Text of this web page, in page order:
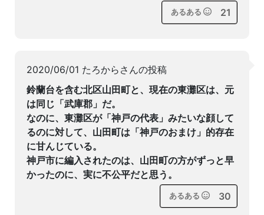
あるある 21
2020/06/01 たろからさんの投稿
鈴蘭台を含む北区山田町と、現在の東灘区は、元
は同じ「武庫郡」だ。
なのに、東灘区が「神戸の代表」みたいな顔して
るのに対して、山田町は「神戸のおまけ」的存在
に甘んじている。
神戸市に編入されたのは、山田町の方がずっと早
かったのに、実に不公平だと思う。
あるある 30